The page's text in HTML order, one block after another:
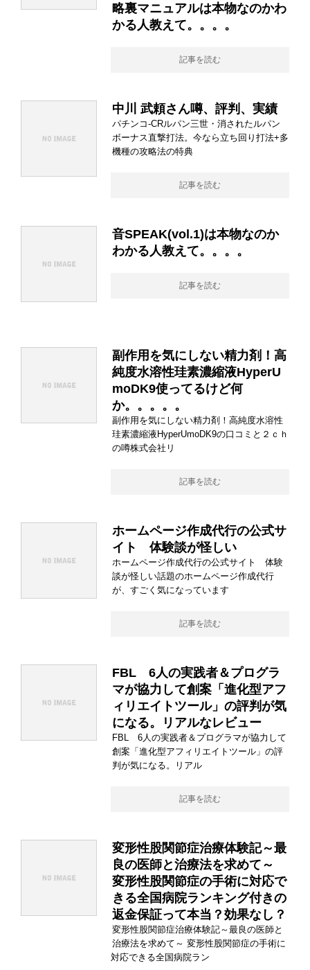
略裏マニュアルは本物なのかわ
かる人教えて。。。。
記事を読む
中川 武頼さん噂、評判、実績
パチンコ-CRルパン三世・消されたルパン
ボーナス直撃打法。今なら立ち回り打法+多
機種の攻略法の特典
記事を読む
音SPEAK(vol.1)は本物なのか
わかる人教えて。。。。
記事を読む
副作用を気にしない精力剤！高
純度水溶性珪素濃縮液HyperU
moDK9使ってるけど何
か。。。。。
副作用を気にしない精力剤！高純度水溶性
珪素濃縮液HyperUmoDK9の口コミと２ｃｈ
の噂株式会社リ
記事を読む
ホームページ作成代行の公式サ
イト 体験談が怪しい
ホームページ作成代行の公式サイト 体験
談が怪しい話題のホームページ作成代行
が、すごく気になっています
記事を読む
FBL 6人の実践者＆プログラ
マが協力して創案「進化型アフ
ィリエイトツール」の評判が気
になる。リアルなレビュー
FBL 6人の実践者＆プログラマが協力して
創案「進化型アフィリエイトツール」の評
判が気になる。リアル
記事を読む
変形性股関節症治療体験記～最
良の医師と治療法を求めて～
変形性股関節症の手術に対応で
きる全国病院ランキング付きの
返金保証って本当？効果なし？
変形性股関節症治療体験記～最良の医師と
治療法を求めて～ 変形性股関節症の手術に
対応できる全国病院ラン